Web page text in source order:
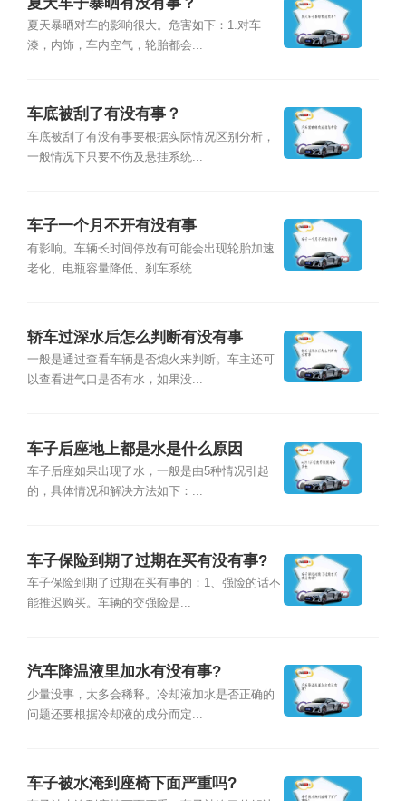
夏天暴晒对车的影响很大。危害如下：1.对车
漆，内饰，车内空气，轮胎都会...
车底被刮了有没有事？
车底被刮了有没有事要根据实际情况区别分析，
一般情况下只要不伤及悬挂系统...
车子一个月不开有没有事
有影响。车辆长时间停放有可能会出现轮胎加速
老化、电瓶容量降低、刹车系统...
轿车过深水后怎么判断有没有事
一般是通过查看车辆是否熄火来判断。车主还可
以查看进气口是否有水，如果没...
车子后座地上都是水是什么原因
车子后座如果出现了水，一般是由5种情况引起
的，具体情况和解决方法如下：...
车子保险到期了过期在买有没有事?
车子保险到期了过期在买有事的：1、强险的话不
能推迟购买。车辆的交强险是...
汽车降温液里加水有没有事?
少量没事，太多会稀释。冷却液加水是否正确的
问题还要根据冷却液的成分而定...
车子被水淹到座椅下面严重吗?